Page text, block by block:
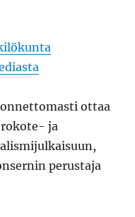
ottaa
rokote- ja
perustaja